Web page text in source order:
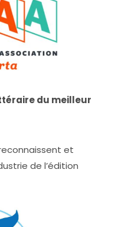
du meilleur
et
de l’édition